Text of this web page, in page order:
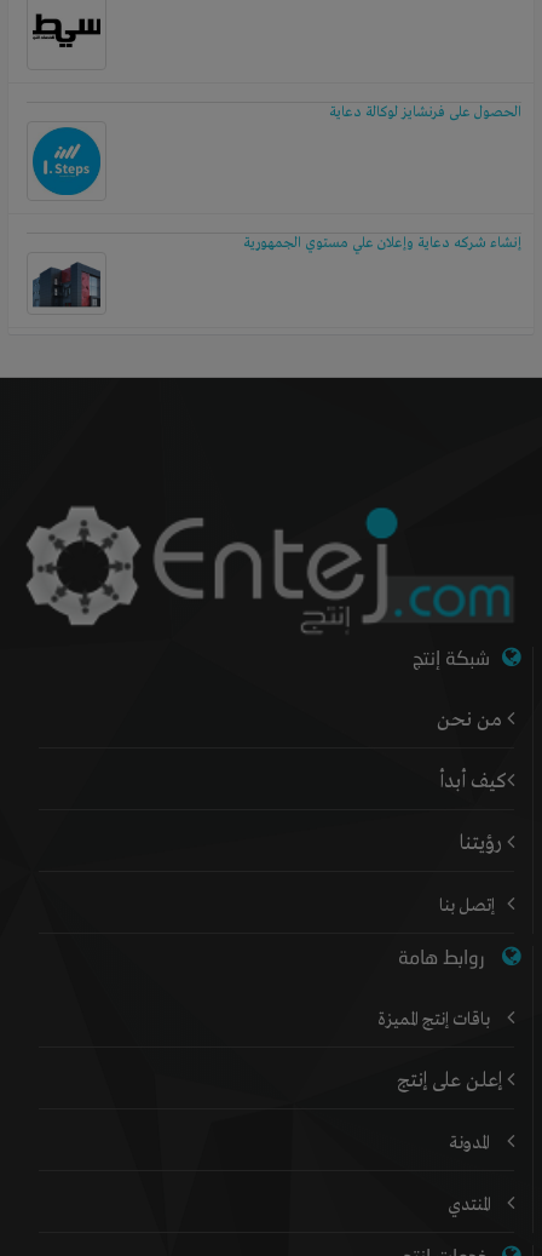
الحصول على فرنشايز لوكالة دعاية
إنشاء شركه دعاية وإعلان علي مستوي الجمهورية
شبكة إنتج
من نحن
كيف أبدأ
رؤيتنا
إتصل بنا
روابط هامة
باقات إنتج المميزة
إعلن على إنتج
المدونة
المنتدي